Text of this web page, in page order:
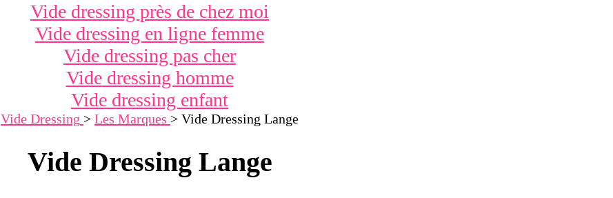
Vide dressing près de chez moi
Vide dressing en ligne femme
Vide dressing pas cher
Vide dressing homme
Vide dressing enfant
Vide Dressing > Les Marques > Vide Dressing Lange
Vide Dressing Lange